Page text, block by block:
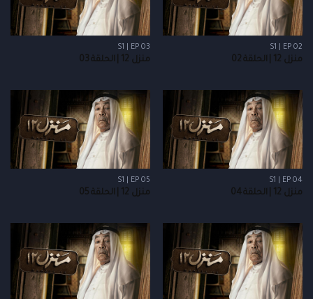
S1 | EP 02
منزل 12 | الحلقة 02
S1 | EP 03
منزل 12 | الحلقة 03
S1 | EP 04
منزل 12 | الحلقة 04
S1 | EP 05
منزل 12 | الحلقة 05